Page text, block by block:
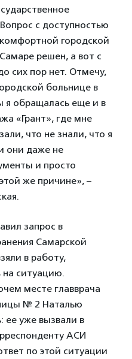
с доступностью
городской
решен, а вот с
сих пор нет. Отмечу,
больнице в
я обращалась еще и в
«Грант», где мне
что не знали, что я
они даже не
и просто
же причине», –
запрос в
Самарской
в работу,
на ситуацию.
месте главврача
№ 2 Наталью
ее уже вызвали в
АСИ
по этой ситуации